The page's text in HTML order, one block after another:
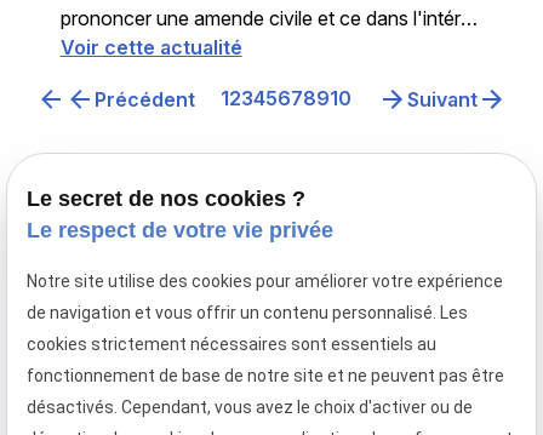
prononcer une amende civile et ce dans l'intérêt
supérieur de l'enfant et ce même en cas de
par acte d'avocat
Voir cette actualité
Précédent 12345678910 Suivant
Avocat en droit de la famille à Paris,
le cabinet Maître Laurence MAYER intervient en
France et en droit familial international.
Téléphone Adresse Horaires
Le secret de nos cookies ?
Le respect de votre vie privée
Notre site utilise des cookies pour améliorer votre expérience
de navigation et vous offrir un contenu personnalisé. Les
cookies strictement nécessaires sont essentiels au
fonctionnement de base de notre site et ne peuvent pas être
désactivés. Cependant, vous avez le choix d'activer ou de